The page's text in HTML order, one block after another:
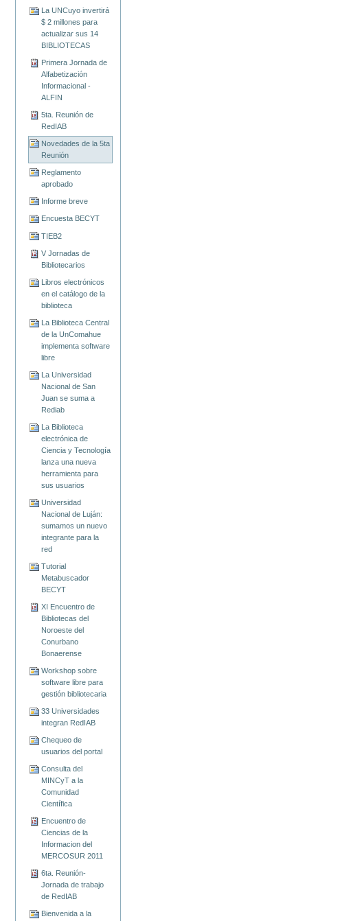
La UNCuyo invertirá
$ 2 millones para
actualizar sus 14
BIBLIOTECAS
Primera Jornada de
Alfabetización
Informacional -
ALFIN
5ta. Reunión de
RedIAB
Novedades de la 5ta
Reunión
Reglamento
aprobado
Informe breve
Encuesta BECYT
TIEB2
V Jornadas de
Bibliotecarios
Libros electrónicos
en el catálogo de la
biblioteca
La Biblioteca Central
de la UnComahue
implementa software
libre
La Universidad
Nacional de San
Juan se suma a
Rediab
La Biblioteca
electrónica de
Ciencia y Tecnología
lanza una nueva
herramienta para
sus usuarios
Universidad
Nacional de Luján:
sumamos un nuevo
integrante para la
red
Tutorial
Metabuscador
BECYT
XI Encuentro de
Bibliotecas del
Noroeste del
Conurbano
Bonaerense
Workshop sobre
software libre para
gestión bibliotecaria
33 Universidades
integran RedIAB
Chequeo de
usuarios del portal
Consulta del
MINCyT a la
Comunidad
Científica
Encuentro de
Ciencias de la
Informacion del
MERCOSUR 2011
6ta. Reunión-
Jornada de trabajo
de RedIAB
Bienvenida a la